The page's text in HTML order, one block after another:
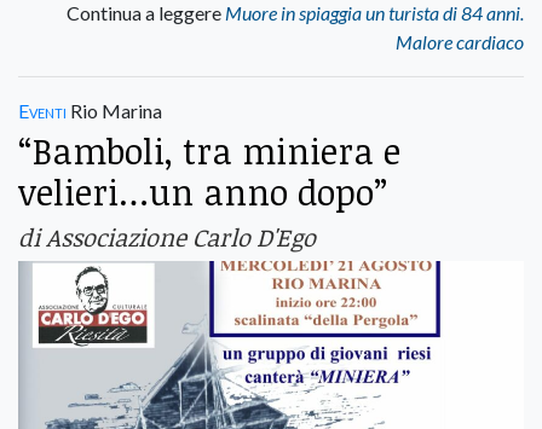
Continua a leggere Muore in spiaggia un turista di 84 anni.
Malore cardiaco
Eventi Rio Marina
“Bamboli, tra miniera e
velieri…un anno dopo”
di Associazione Carlo D'Ego